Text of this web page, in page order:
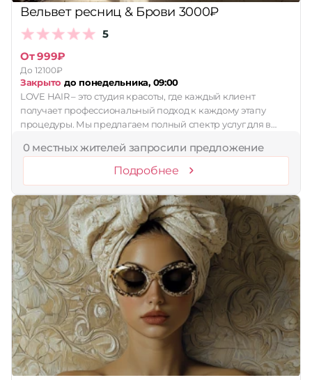
Вельвет ресниц & Брови 3000₽
5
От 999₽
До 12100₽
Закрыто до понедельника, 09:00
LOVE HAIR – это студия красоты, где каждый клиент
получает профессиональный подход к каждому этапу
процедуры. Мы предлагаем полный спектр услуг для в…
0 местных жителей запросили предложение
Подробнее